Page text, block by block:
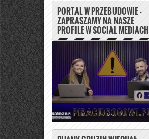
PORTAL W PRZEBUDOWIE -
ZAPRASZAMY NA NASZE
PROFILE W SOCIAL MEDIACH